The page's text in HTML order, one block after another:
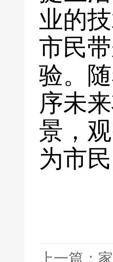
业的
市民
验。
序未
景，
为市
上一篇：